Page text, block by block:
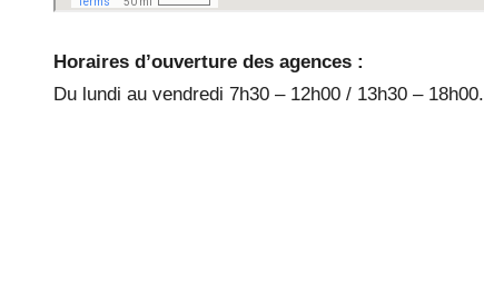
Horaires d’ouverture des agences :
Du lundi au vendredi 7h30 – 12h00 / 13h30 – 18h00.